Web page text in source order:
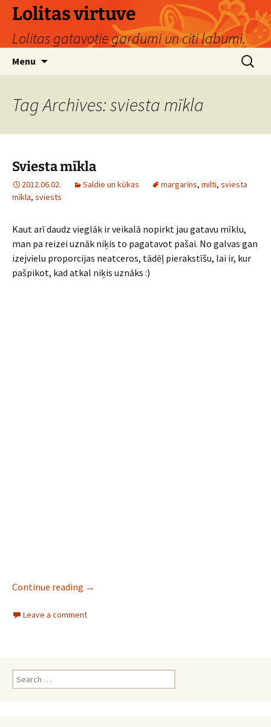
Skip
content
Lolitas virtuve
Lolitas gatavotie gardumi un citi labumi.
Menu
Search
for:
Tag Archives: sviesta mīkla
Sviesta mīkla
2012.06.02. Saldie un kūkas margarīns, milti, sviesta
mīkla, sviests
Kaut arī daudz vieglāk ir veikalā nopirkt jau gatavu mīklu,
man pa reizei uznāk niķis to pagatavot pašai. No galvas gan
izejvielu proporcijas neatceros, tādēļ pierakstīšu, lai ir, kur
pašpikot, kad atkal niķis uznāks :)
Continue reading Sviesta mīkla
→
Leave a comment
Search
for: